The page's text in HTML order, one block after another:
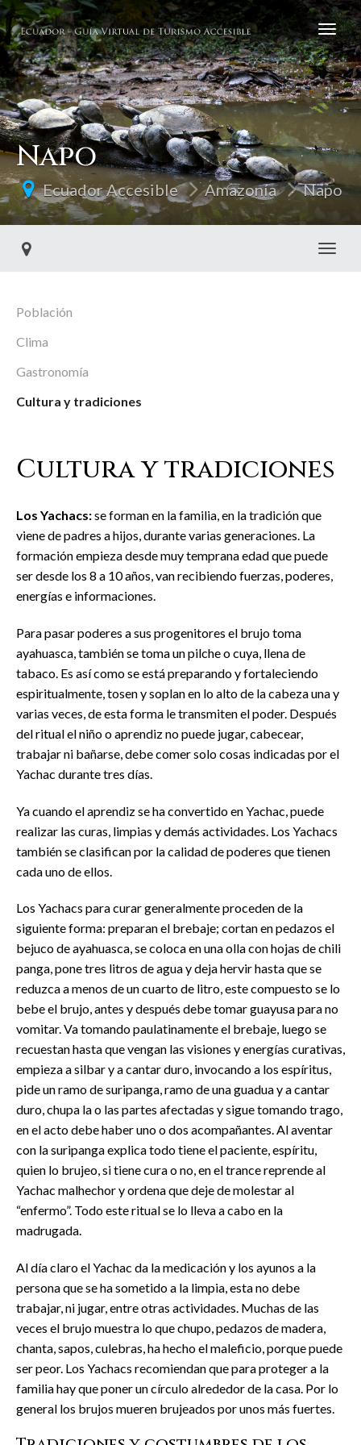
Napo
Ecuador Accesible Amazonía Napo
Población
Clima
Gastronomía
Cultura y tradiciones
Cultura y tradiciones
Los Yachacs:se forman en la familia, en la tradición que
viene de padres a hijos, durante varias generaciones. La
formación empieza desde muy temprana edad que puede
ser desde los 8 a 10 años, van recibiendo fuerzas, poderes,
energías e informaciones.
Para pasar poderes a sus progenitores el brujo toma
ayahuasca, también se toma un pilche o cuya, llena de
tabaco. Es así como se está preparando y fortaleciendo
espiritualmente, tosen y soplan en lo alto de la cabeza una y
varias veces, de esta forma le transmiten el poder. Después
del ritual el niño o aprendiz no puede jugar, cabecear,
trabajar ni bañarse, debe comer solo cosas indicadas por el
Yachac durante tres días.
Ya cuando el aprendiz se ha convertido en Yachac, puede
realizar las curas, limpias y demás actividades. Los Yachacs
también se clasifican por la calidad de poderes que tienen
cada uno de ellos.
Los Yachacs para curar generalmente proceden de la
siguiente forma: preparan el brebaje; cortan en pedazos el
bejuco de ayahuasca, se coloca en una olla con hojas de chili
panga, pone tres litros de agua y deja hervir hasta que se
reduzca a menos de un cuarto de litro, este compuesto se lo
bebe el brujo, antes y después debe tomar guayusa para no
vomitar. Va tomando paulatinamente el brebaje, luego se
recuestan hasta que vengan las visiones y energías curativas,
empieza a silbar y a cantar duro, invocando a los espíritus,
pide un ramo de suripanga, ramo de una guadua y a cantar
duro, chupa la o las partes afectadas y sigue tomando trago,
en el acto debe haber uno o dos acompañantes. Al aventar
con la suripanga explica todo tiene el paciente, espíritu,
quien lo brujeo, si tiene cura o no, en el trance reprende al
Yachac malhechor y ordena que deje de molestar al
“enfermo”. Todo este ritual se lo lleva a cabo en la
madrugada.
Al día claro el Yachac da la medicación y los ayunos a la
persona que se ha sometido a la limpia, esta no debe
trabajar, ni jugar, entre otras actividades. Muchas de las
veces el brujo muestra lo que chupo, pedazos de madera,
chanta, sapos, culebras, ha hecho el maleficio, porque puede
ser peor. Los Yachacs recomiendan que para proteger a la
familia hay que poner un círculo alrededor de la casa. Por lo
general los brujos mueren brujeados por unos más fuertes.